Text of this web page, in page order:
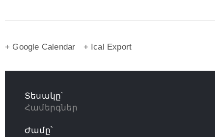
+ Google Calendar + Ical Export
Տեսակը՝
Համերգներ
Ժամը՝